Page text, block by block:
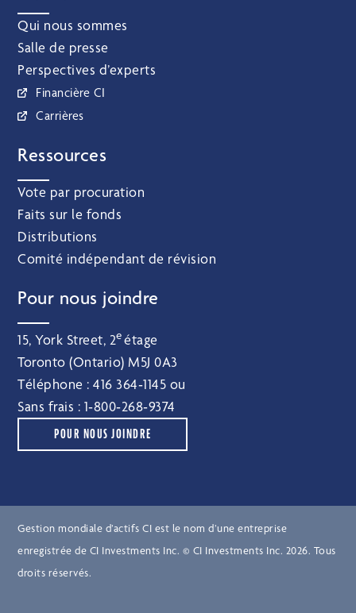
Qui nous sommes
Salle de presse
Perspectives d’experts
Financière CI
Carrières
Ressources
Vote par procuration
Faits sur le fonds
Distributions
Comité indépendant de révision
Pour nous joindre
15, York Street, 2eétage
Toronto (Ontario) M5J 0A3
Téléphone :416 364‑1145 ou
Sans frais : 1‑800‑268‑9374
POUR NOUS JOINDRE
Gestion mondiale d’actifs CI est le nom d’une entreprise
enregistrée de CI Investments Inc. © CI Investments Inc. 2026. Tous
droits réservés.